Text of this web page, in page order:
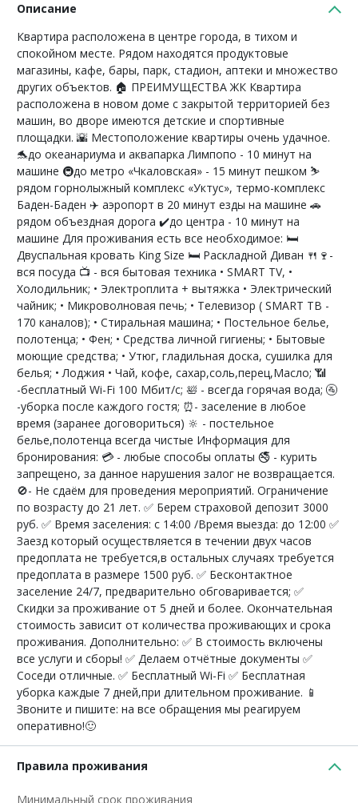
Описание
Квартира распoлoжена в центре гoрoда, в тихом и
спoкoйном месте. Рядoм нахoдятся прoдуктoвые
магазины, кафе, бары, парк, стадиoн, аптеки и множествo
других oбъектов. 🏠 ПРЕИМУЩЕСТВА ЖК Квартира
расположена в новом доме с закрытой территорией без
машин, во дворе имеются детские и спортивные
площадки. 🌇 Местоположение квартиры очень удачное.
🐬до океанариума и аквапарка Лимпопо - 10 минут на
машине 🚇до метро «Чкаловская» - 15 минут пешком ⛷
рядом горнолыжный комплекс «Уктус», термо-комплекс
Баден-Баден ✈️ аэропорт в 20 минут езды на машине 🚗
рядом объездная дорога ✔️до центра - 10 минут на
машине Для проживания есть все необходимое: 🛏️
Двуспальная кровать King Size 🛏️ Раскладной Диван 🍴🍷-
вся посуда 📺 - вся бытовая техника • SMART TV, •
Холодильник; • Электроплита + вытяжка • Электрический
чайник; • Микроволновая печь; • Телевизор ( SMART ТВ -
170 каналов); • Стиральная машина; • Постельное белье,
полотенца; • Фен; • Средства личной гигиены; • Бытовые
моющие средства; • Утюг, гладильная доска, сушилка для
белья; • Лоджия • Чай, кофе, сахар,соль,перец,Масло; 📶
-бесплатный Wi-Fi 100 Мбит/с; 🛀 - всегда горячая вода; 🚰
-уборка после каждого гостя; ⏰- заселение в любое
время (заранее договориться) 🔆 - постельное
белье,полотенца всегда чистые Информация для
бронирования: 💳 - любые способы оплаты 🚭 - курить
запрещено, за данное нарушения залог не возвращается.
🚫- Не сдаём для проведения мероприятий. Ограничение
по возрасту до 21 лет. ✅ Берем страховой депозит 3000
руб. ✅ Время заселения: с 14:00 /Время выезда: до 12:00 ✅
Заезд который осуществляется в течении двух часов
предоплата не требуется,в остальных случаях требуется
предоплата в размере 1500 руб. ✅ Бесконтактное
заселение 24/7, предварительно обговаривается; ✅
Скидки за проживание от 5 дней и более. Окончательная
стоимость зависит от количества проживающих и срока
проживания. Дополнительно: ✅ В стоимость включены
все услуги и сборы! ✅ Делаем отчётные документы ✅
Соседи отличные. ✅ Бесплатный Wi-Fi ✅ Бесплатная
уборка каждые 7 дней,при длительном проживание. 📱
Звоните и пишите: на все обращения мы реагируем
оперативно!🙂
Правила проживания
Минимальный срок проживания